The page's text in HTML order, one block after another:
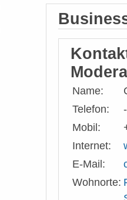
Name:
Telefon:
-
Mobil:
Internet:
E-Mail:
Wohnorte: